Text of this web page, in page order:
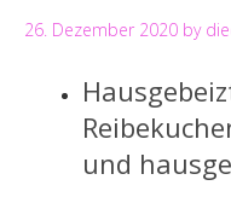
26. Dezember 2020 by
und